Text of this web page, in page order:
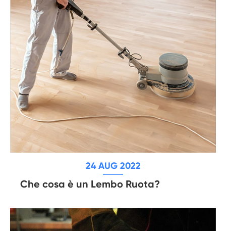
24 AUG 2022
Che cosa è un Lembo Ruota?